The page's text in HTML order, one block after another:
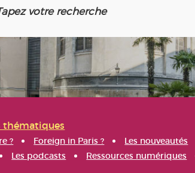
thématiques
? Foreign in Paris ? Les nouveautés
Les podcasts Ressources numériques